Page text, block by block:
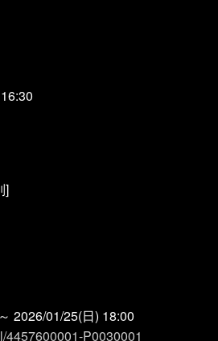
]
2026/01/25(日) 18:00
4457600001-P0030001